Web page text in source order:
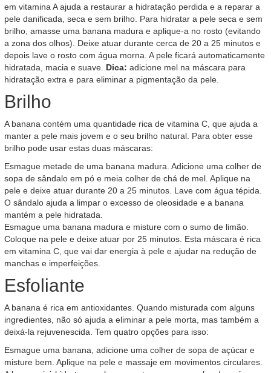
em vitamina A ajuda a restaurar a hidratação perdida e a reparar a
pele danificada, seca e sem brilho. Para hidratar a pele seca e sem
brilho, amasse uma banana madura e aplique-a no rosto (evitando
a zona dos olhos). Deixe atuar durante cerca de 20 a 25 minutos e
depois lave o rosto com água morna. A pele ficará automaticamente
hidratada, macia e suave. Dica: adicione mel na máscara para
hidratação extra e para eliminar a pigmentação da pele.
Brilho
A banana contém uma quantidade rica de vitamina C, que ajuda a
manter a pele mais jovem e o seu brilho natural. Para obter esse
brilho pode usar estas duas máscaras:
Esmague metade de uma banana madura. Adicione uma colher de
sopa de sândalo em pó e meia colher de chá de mel. Aplique na
pele e deixe atuar durante 20 a 25 minutos. Lave com água tépida.
O sândalo ajuda a limpar o excesso de oleosidade e a banana
mantém a pele hidratada.
Esmague uma banana madura e misture com o sumo de limão.
Coloque na pele e deixe atuar por 25 minutos. Esta máscara é rica
em vitamina C, que vai dar energia à pele e ajudar na redução de
manchas e imperfeições.
Esfoliante
A banana é rica em antioxidantes. Quando misturada com alguns
ingredientes, não só ajuda a eliminar a pele morta, mas também a
deixá-la rejuvenescida. Tem quatro opções para isso:
Esmague uma banana, adicione uma colher de sopa de açúcar e
misture bem. Aplique na pele e massaje em movimentos circulares.